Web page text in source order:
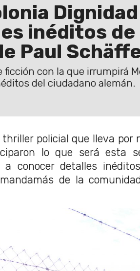
Dignidad
inéditos de
Paul
ficción con la que irrumpirá
del ciudadano alemán.
policial que lleva por
lo que será esta
a conocer detalles
de la